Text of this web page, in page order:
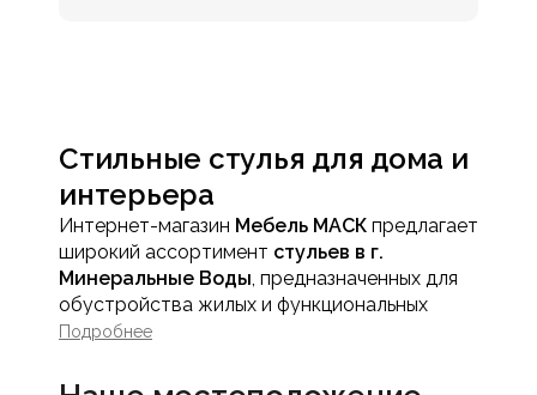
Стильные стулья для дома и
интерьера
Интернет-магазин Мебель МАСК предлагает
широкий ассортимент стульев в г.
Минеральные Воды, предназначенных для
обустройства жилых и функциональных
пространств. Стул - один из базовых
практичность, комфорт и визуальную
Подробнее